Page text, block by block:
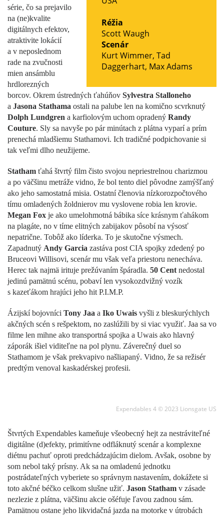
Réžia
Scott Waugh
Scenár
Kurt Wimmer, Tad
Daggerhart, Max Adams
série, čo sa prejavilo
na (ne)kvalite
digitálnych efektov,
atraktivite lokácií
a v neposlednom
rade na zvučnosti
mien ansámblu
hrdlorezných
borcov. Okrem ústredných ťahúňov Sylvestra Stalloneho
a Jasona Stathama ostali na palube len na komično scvrknutý
Dolph Lundgren a karfiolovým uchom opradený Randy
Couture. Sly sa navyše po pár minútach z plátna vyparí a prím
prenechá mladšiemu Stathamovi. Ich tradičné podpichovanie si
tak veľmi dlho neužijeme.
Statham ťahá štvrtý film čisto svojou nepriestrelnou charizmou
a po väčšinu metráže vidno, že bol tento diel pôvodne zamýšľaný
ako jeho samostatná misia. Ostatní členovia nízkorozpočtového
tímu omladených žoldnierov mu vyslovene robia len krovie.
Megan Fox je ako umelohmotná bábika síce krásnym ťahákom
na plagáte, no v tíme elitných zabijakov pôsobí na výsosť
nepatrične. Tobôž ako líderka. To je skutočne výsmech.
Zapadnutý Andy Garcia zastáva post CIA spojky zdedený po
Bruceovi Willisovi, scenár mu však veľa priestoru nenecháva.
Herec tak najmä irituje prežúvaním špáradla. 50 Cent nedostal
jedinú pamätnú scénu, pobaví len vysokozdvižný vozík
s kazeťákom hrajúci jeho hit P.I.M.P.
Ázijskí bojovníci Tony Jaa a Iko Uwais vyšli z bleskurýchlych
akčných scén s rešpektom, no zaslúžili by si viac využiť. Jaa sa vo
filme len mihne ako transportná spojka a Uwais ako hlavný
záporák išiel viditeľne na pol plynu. Záverečný duel so
Stathamom je však prekvapivo našliapaný. Vidno, že sa režisér
predtým venoval kaskadérskej profesii.
Expendables 4 © 2023 Lionsgate US
Štvrtých Expendables kameňuje všeobecný hejt za nestráviteľné
digitálne (d)efekty, primitívne odfláknutý scenár a komplexne
diétnu pachuť oproti predchádzajúcim dielom. Avšak, osobne by
som nebol taký prísny. Ak sa na omladenú jednotku
postrádateľných vyberiete so správnym nastavením, dokážete si
toto akčné béčko celkom slušne užiť. Jason Statham v zásade
nezlezie z plátna, väčšinu akcie ošéfuje ľavou zadnou sám.
Pamätnou ostane jeho likvidačná jazda na motorke v útrobách